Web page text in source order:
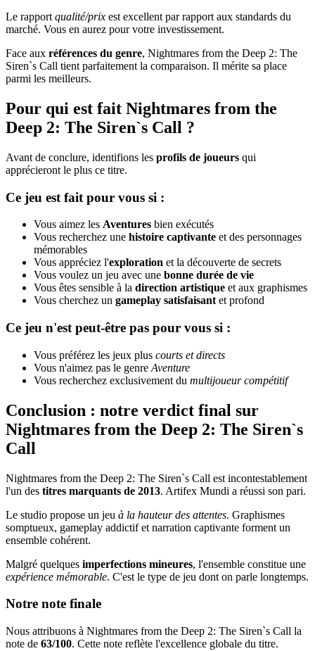
Le rapport qualité/prix est excellent par rapport aux standards du
marché. Vous en aurez pour votre investissement.
Face aux références du genre, Nightmares from the Deep 2: The
Siren`s Call tient parfaitement la comparaison. Il mérite sa place
parmi les meilleurs.
Pour qui est fait Nightmares from the
Deep 2: The Siren`s Call ?
Avant de conclure, identifions les profils de joueurs qui
apprécieront le plus ce titre.
Ce jeu est fait pour vous si :
Vous aimez les Aventures bien exécutés
Vous recherchez une histoire captivante et des personnages
mémorables
Vous appréciez l'exploration et la découverte de secrets
Vous voulez un jeu avec une bonne durée de vie
Vous êtes sensible à la direction artistique et aux graphismes
Vous cherchez un gameplay satisfaisant et profond
Ce jeu n'est peut-être pas pour vous si :
Vous préférez les jeux plus courts et directs
Vous n'aimez pas le genre Aventure
Vous recherchez exclusivement du multijoueur compétitif
Conclusion : notre verdict final sur
Nightmares from the Deep 2: The Siren`s
Call
Nightmares from the Deep 2: The Siren`s Call est incontestablement
l'un des titres marquants de 2013. Artifex Mundi a réussi son pari.
Le studio propose un jeu à la hauteur des attentes. Graphismes
somptueux, gameplay addictif et narration captivante forment un
ensemble cohérent.
Malgré quelques imperfections mineures, l'ensemble constitue une
expérience mémorable. C'est le type de jeu dont on parle longtemps.
Notre note finale
Nous attribuons à Nightmares from the Deep 2: The Siren`s Call la
note de 63/100. Cette note reflète l'excellence globale du titre.